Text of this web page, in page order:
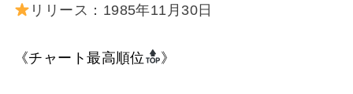
リリース：1985年11月30日
《チャート最高順位 》